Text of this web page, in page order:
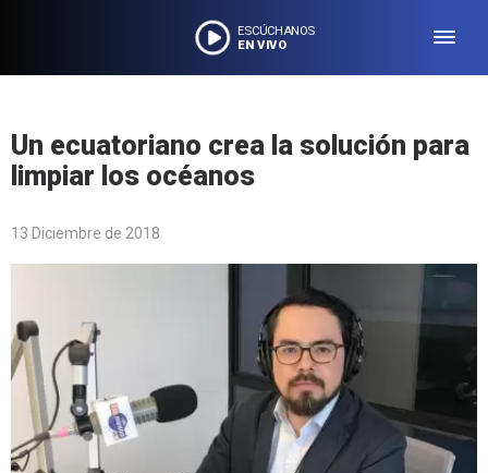
ESCÚCHANOS
EN VIVO
Un ecuatoriano crea la solución para
limpiar los océanos
13 Diciembre de 2018